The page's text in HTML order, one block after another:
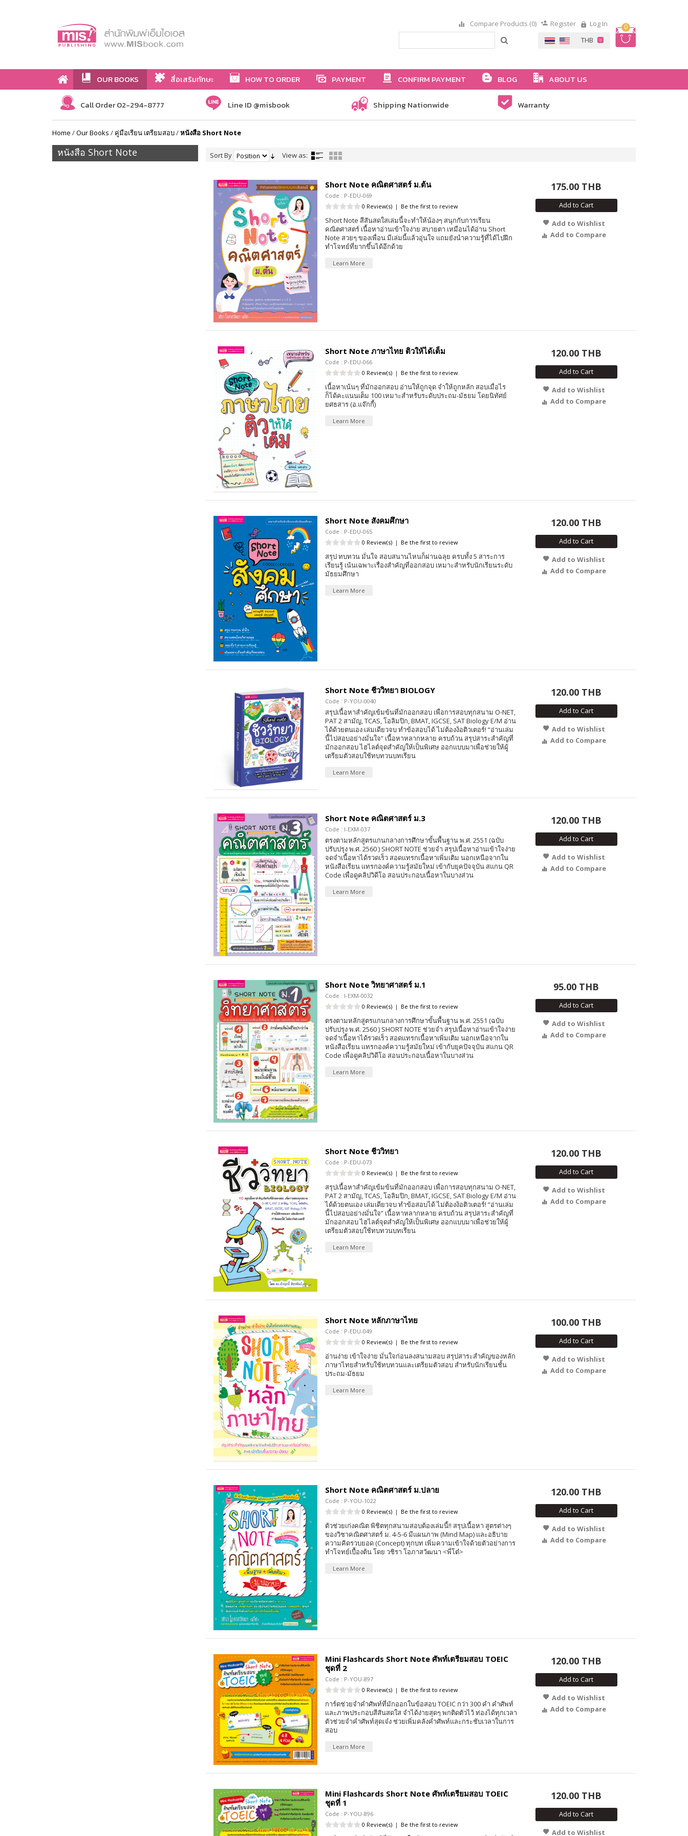
0
Compare Products (0) Register Log In
OUR BOOKS สื่อเสริมทักษะ HOW TO ORDER PAYMENT CONFIRM PAYMENT BLOG ABOUT US
Call Order 02-294-8777 Line ID @misbook Shipping Nationwide Warranty
Home /Our Books / คู่มือเรียน เตรียมสอบ/หนังสือ Short Note
หนังสือ Short Note Sort By View as:
Short Note คณิตศาสตร์ ม.ต้น
Code : P-EDU-069
0 Review(s) | Be the first to review
Short Note สีสันสดใสเล่มนี้จะทำให้น้องๆ สนุกกับการเรียน
คณิตศาสตร์ เนื้อหาอ่านเข้าใจง่าย สบายตา เหมือนได้อ่าน Short
Note สวยๆ ของเพื่อน มีเล่มนี้แล้วอุ่นใจ แถมยังนำความรู้ที่ได้ไปฝึก
ทำโจทย์ที่ยากขึ้นได้อีกด้วย
Learn More
175.00 THB
Add to Cart
Add to Wishlist
Add to Compare
Short Note ภาษาไทย ติวให้ได้เต็ม
Code : P-EDU-066
0 Review(s) | Be the first to review
เนื้อหาเน้นๆ ที่มักออกสอบ อ่านให้ถูกจุด จำให้ถูกหลัก สอบเมื่อไร
ก็ได้คะแนนเต็ม 100 เหมาะสำหรับระดับประถม-มัธยม โดยนิทัศย์
ยศธสาร (อ.แจ๊กกี้)
Learn More
120.00 THB
Add to Cart
Add to Wishlist
Add to Compare
Short Note สังคมศึกษา
Code : P-EDU-065
0 Review(s) | Be the first to review
สรุป ทบทวน มั่นใจ สอบสนานไหนก็ผ่านฉลุย ครบทั้ง 5 สาระการ
เรียนรู้ เน้นเฉพาะเรื่องสำคัญที่ออกสอบ เหมาะสำหรับนักเรียนระดับ
มัธยมศึกษา
Learn More
120.00 THB
Add to Cart
Add to Wishlist
Add to Compare
Short Note ชีววิทยา BIOLOGY
Code : P-YOU-0040
สรุปเนื้อหาสำคัญเข้มข้นที่มักออกสอบ เพื่อการสอบทุกสนาม O-NET,
PAT 2 สามัญ, TCAS, โอลิมปิก, BMAT, IGCSE, SAT Biology E/M อ่าน
ได้ด้วยตนเอง เล่มเดียวจบ ทำข้อสอบได้ ไม่ต้องง้อติวเตอร์! “อ่านเล่ม
นี้ไปสอบอย่างมั่นใจ” เนื้อหาหลากหลาย ครบถ้วน สรุปสาระสำคัญที่
มักออกสอบ ไฮไลต์จุดสำคัญให้เป็นพิเศษ ออกแบบมาเพื่อช่วยให้ผู้
เตรียมตัวสอบใช้ทบทวนบทเรียน
Learn More
120.00 THB
Add to Cart
Add to Wishlist
Add to Compare
Short Note คณิตศาสตร์ ม.3
Code : I-EXM-037
ตรงตามหลักสูตรแกนกลางการศึกษาขั้นพื้นฐาน พ.ศ. 2551 (ฉบับ
ปรับปรุง พ.ศ. 2560 ) SHORT NOTE ช่วยจำ สรุปเนื้อหาอ่านเข้าใจง่าย
จดจำเนื้อหาได้รวดเร็ว สอดแทรกเนื้อหาเพิ่มเติม นอกเหนือจากใน
หนังสือเรียน แทรกองค์ความรู้สมัยใหม่ เข้ากับยุคปัจจุบัน สแกน QR
Code เพื่อดูคลิปวิดีโอ สอนประกอบเนื้อหาในบางส่วน
Learn More
120.00 THB
Add to Cart
Add to Wishlist
Add to Compare
Short Note วิทยาศาสตร์ ม.1
Code : I-EXM-0032
0 Review(s) | Be the first to review
ตรงตามหลักสูตรแกนกลางการศึกษาขั้นพื้นฐาน พ.ศ. 2551 (ฉบับ
ปรับปรุง พ.ศ. 2560 ) SHORT NOTE ช่วยจำ สรุปเนื้อหาอ่านเข้าใจง่าย
จดจำเนื้อหาได้รวดเร็ว สอดแทรกเนื้อหาเพิ่มเติม นอกเหนือจากใน
หนังสือเรียน แทรกองค์ความรู้สมัยใหม่ เข้ากับยุคปัจจุบัน สแกน QR
Code เพื่อดูคลิปวิดีโอ สอนประกอบเนื้อหาในบางส่วน
Learn More
95.00 THB
Add to Cart
Add to Wishlist
Add to Compare
Short Note ชีววิทยา
Code : P-EDU-073
0 Review(s) | Be the first to review
สรุปเนื้อหาสำคัญเข้มข้นที่มักออกสอบ เพื่อการสอบทุกสนาม O-NET,
PAT 2 สามัญ, TCAS, โอลิมปิก, BMAT, IGCSE, SAT Biology E/M อ่าน
ได้ด้วยตนเอง เล่มเดียวจบ ทำข้อสอบได้ ไม่ต้องง้อติวเตอร์! “อ่านเล่ม
นี้ไปสอบอย่างมั่นใจ” เนื้อหาหลากหลาย ครบถ้วน สรุปสาระสำคัญที่
มักออกสอบ ไฮไลต์จุดสำคัญให้เป็นพิเศษ ออกแบบมาเพื่อช่วยให้ผู้
เตรียมตัวสอบใช้ทบทวนบทเรียน
Learn More
120.00 THB
Add to Cart
Add to Wishlist
Add to Compare
Short Note หลักภาษาไทย
Code : P-EDU-049
0 Review(s) | Be the first to review
อ่านง่าย เข้าใจง่าย มั่นใจก่อนลงสนามสอบ สรุปสาระสำคัญของหลัก
ภาษาไทยสำหรับใช้ทบทวนและเตรียมตัวสอบ สำหรับนักเรียนชั้น
ประถม-มัธยม
Learn More
100.00 THB
Add to Cart
Add to Wishlist
Add to Compare
Short Note คณิตศาสตร์ ม.ปลาย
Code : P-YOU-1022
0 Review(s) | Be the first to review
ตัวช่วยเก่งคณิต พิชิตทุกสนามสอบต้องเล่มนี้!! สรุปเนื้อหา สูตรต่างๆ
ของวิชาคณิตศาสตร์ ม. 4-5-6 มีแผนภาพ (Mind Map) และอธิบาย
ความคิดรวบยอด (Concept) ทุกบท เพิ่มความเข้าใจด้วยตัวอย่างการ
ทำโจทย์เบื้องต้น โดย วชิรา โอภาสวัฒนา <พี่โต๋>
Learn More
120.00 THB
Add to Cart
Add to Wishlist
Add to Compare
Mini Flashcards Short Note ศัพท์เตรียมสอบ TOEIC
ชุดที่ 2
Code : P-YOU-897
0 Review(s) | Be the first to review
การ์ดช่วยจำคำศัพท์ที่มักออกในข้อสอบ TOEIC กว่า 300 คำ คำศัพท์
และภาพประกอบสีสันสดใส จำได้ง่ายสุดๆ พกติดตัวไว้ ท่องได้ทุกเวลา
ตัวช่วยจำคำศัพท์สุดเจ๋ง ช่วยเพิ่มคลังคำศัพท์และกระชับเวลาในการ
สอบ
Learn More
120.00 THB
Add to Cart
Add to Wishlist
Add to Compare
Mini Flashcards Short Note ศัพท์เตรียมสอบ TOEIC
ชุดที่ 1
Code : P-YOU-896
0 Review(s) | Be the first to review
120.00 THB
Add to Cart
Add to Wishlist